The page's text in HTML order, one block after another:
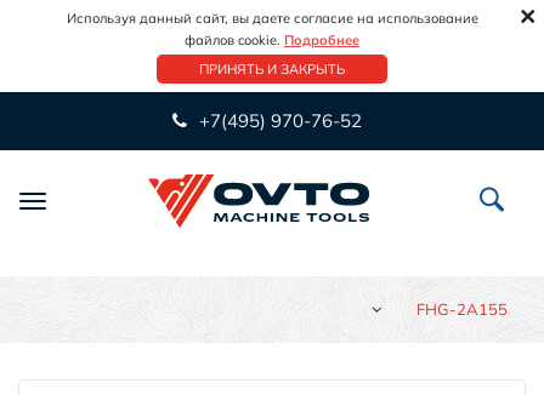
Используя данный сайт, вы даете согласие на использование
файлов cookie. Подробнее
ПРИНЯТЬ И ЗАКРЫТЬ
×
+7(495) 970-76-52
Переключить
FHG-2A155